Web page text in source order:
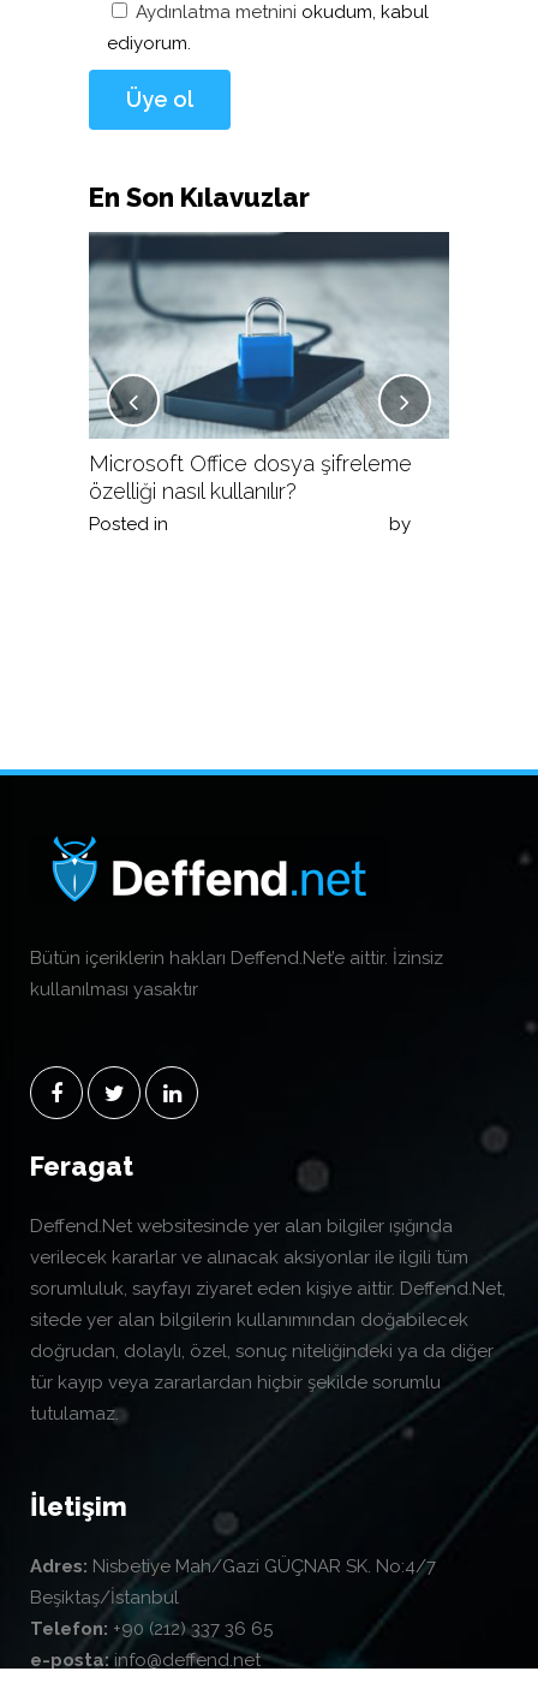
Aydınlatma metnini okudum, kabul
ediyorum.
En Son Kılavuzlar
Microsoft Office dosya şifreleme
özelliği nasıl kullanılır?
Posted in
by
Bütün içeriklerin hakları Deffend.Net’e aittir. İzinsiz
kullanılması yasaktır
Feragat
Deffend.Net websitesinde yer alan bilgiler ışığında
verilecek kararlar ve alınacak aksiyonlar ile ilgili tüm
sorumluluk, sayfayı ziyaret eden kişiye aittir. Deffend.Net,
sitede yer alan bilgilerin kullanımından doğabilecek
doğrudan, dolaylı, özel, sonuç niteliğindeki ya da diğer
tür kayıp veya zararlardan hiçbir şekilde sorumlu
tutulamaz.
İletişim
Adres: Nisbetiye Mah/Gazi GÜÇNAR SK. No:4/7
Beşiktaş/İstanbul
Telefon: +90 (212) 337 36 65
e-posta: info@deffend.net